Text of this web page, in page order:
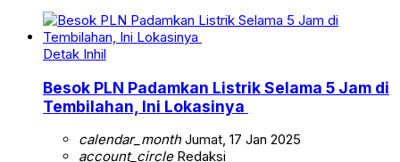
Detak Inhil
Besok PLN Padamkan Listrik Selama 5 Jam di
Tembilahan, Ini Lokasinya
calendar_monthJumat, 17 Jan 2025
account_circleRedaksi